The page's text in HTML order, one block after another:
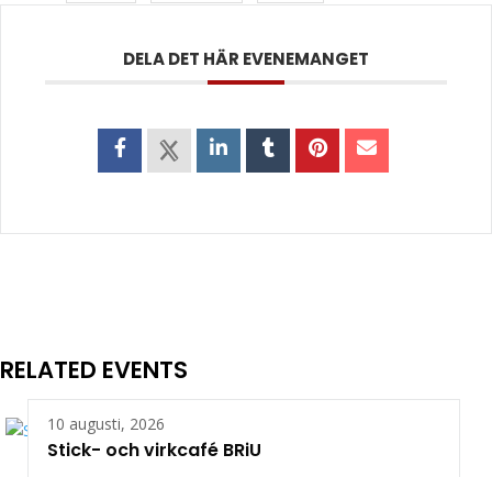
DELA DET HÄR EVENEMANGET
RELATED EVENTS
10 augusti, 2026
Stick- och virkcafé BRiU